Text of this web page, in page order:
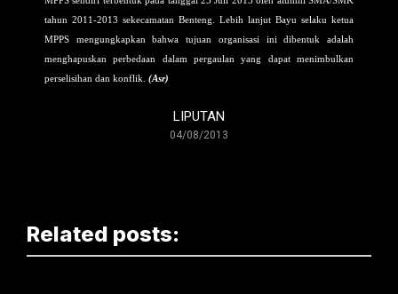
tahun 2011-2013 sekecamatan Benteng. Lebih lanjut Bayu selaku ketua
MPPS mengungkapkan bahwa tujuan organisasi ini dibentuk adalah
menghapuskan perbedaan dalam pergaulan yang dapat menimbulkan
perselisihan dan konflik. (Asr)
LIPUTAN
04/08/2013
Related posts: